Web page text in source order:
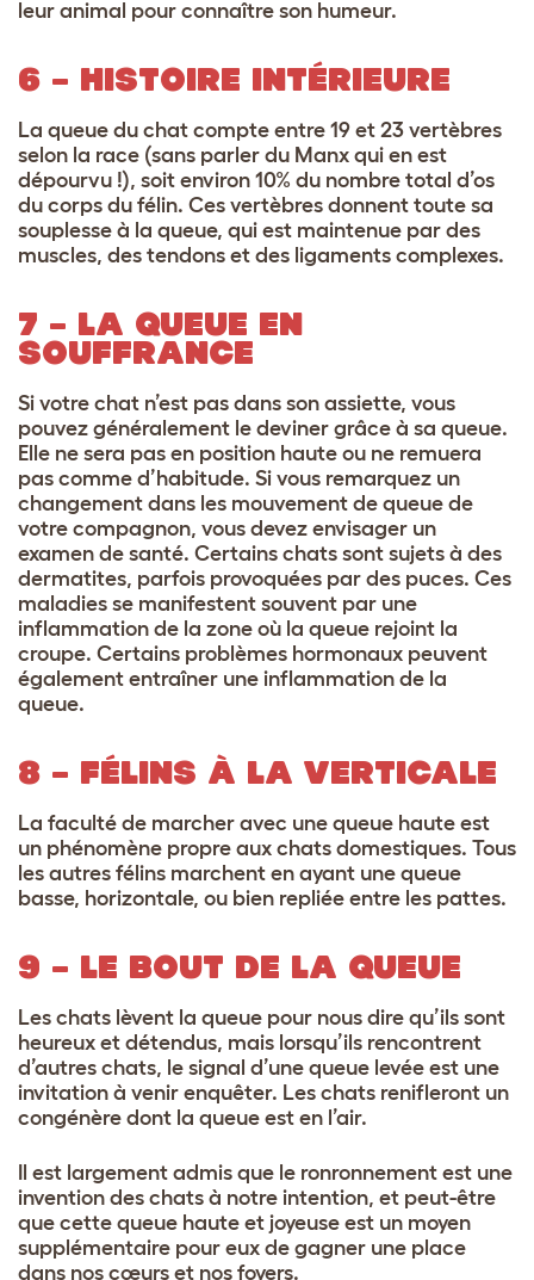
leur animal pour connaître son humeur.
6 – HISTOIRE INTÉRIEURE
La queue du chat compte entre 19 et 23 vertèbres
selon la race (sans parler du Manx qui en est
dépourvu !), soit environ 10% du nombre total d’os
du corps du félin. Ces vertèbres donnent toute sa
souplesse à la queue, qui est maintenue par des
muscles, des tendons et des ligaments complexes.
7 – LA QUEUE EN
SOUFFRANCE
Si votre chat n’est pas dans son assiette, vous
pouvez généralement le deviner grâce à sa queue.
Elle ne sera pas en position haute ou ne remuera
pas comme d’habitude. Si vous remarquez un
changement dans les mouvement de queue de
votre compagnon, vous devez envisager un
examen de santé. Certains chats sont sujets à des
dermatites, parfois provoquées par des puces. Ces
maladies se manifestent souvent par une
inflammation de la zone où la queue rejoint la
croupe. Certains problèmes hormonaux peuvent
également entraîner une inflammation de la
queue.
8 – FÉLINS À LA VERTICALE
La faculté de marcher avec une queue haute est
un phénomène propre aux chats domestiques. Tous
les autres félins marchent en ayant une queue
basse, horizontale, ou bien repliée entre les pattes.
9 – LE BOUT DE LA QUEUE
Les chats lèvent la queue pour nous dire qu’ils sont
heureux et détendus, mais lorsqu’ils rencontrent
d’autres chats, le signal d’une queue levée est une
invitation à venir enquêter. Les chats renifleront un
congénère dont la queue est en l’air.
Il est largement admis que le ronronnement est une
invention des chats à notre intention, et peut-être
que cette queue haute et joyeuse est un moyen
supplémentaire pour eux de gagner une place
dans nos cœurs et nos foyers.